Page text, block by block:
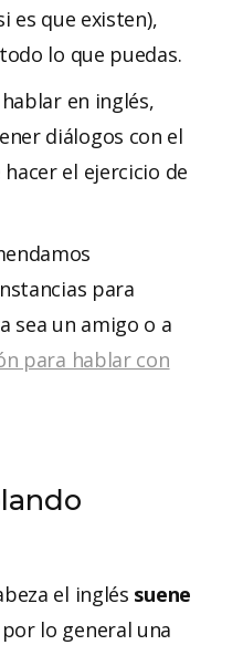
es que existen),
lo que puedas.
en inglés,
diálogos con el
el ejercicio de
para
sea un amigo o a
para hablar con
el inglés suene
lo general una